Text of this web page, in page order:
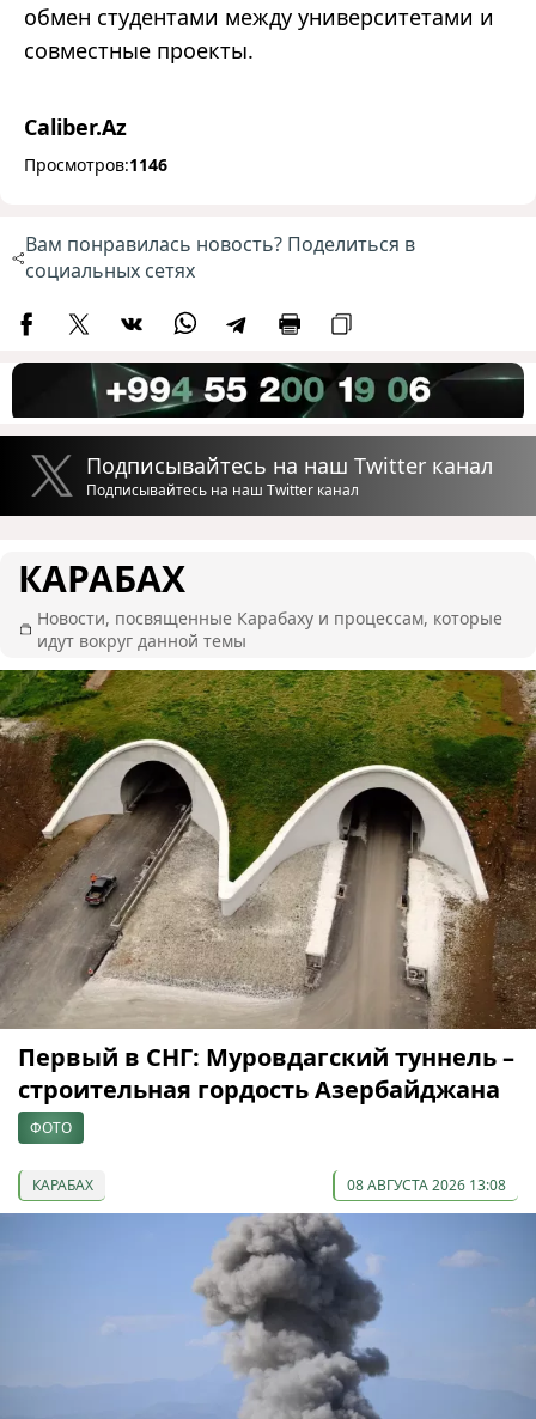
обмен студентами между университетами и
совместные проекты.
Caliber.Az
Просмотров:1146
Вам понравилась новость? Поделиться в
социальных сетях
Подписывайтесь на наш Twitter канал
Подписывайтесь на наш Twitter канал
КАРАБАХ
Новости, посвященные Карабаху и процессам, которые
идут вокруг данной темы
Первый в СНГ: Муровдагский туннель –
строительная гордость Азербайджана
ФОТО
КАРАБАХ 08 АВГУСТА 2026 13:08